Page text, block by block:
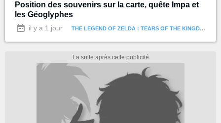
Position des souvenirs sur la carte, quête Impa et
les Géoglyphes
il y a 1 jour THE LEGEND OF ZELDA : TEARS OF THE KINGDOM